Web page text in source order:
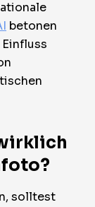
betonen
solltest